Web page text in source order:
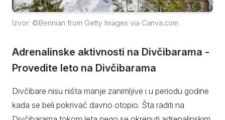
Izvor: ©Bennian from Getty Images via Canva.com
Adrenalinske aktivnosti na Divčibarama -
Provedite leto na Divčibarama
Divčibare nisu ništa manje zanimljive i u periodu godine
kada se beli pokrivač davno otopio. Šta raditi na